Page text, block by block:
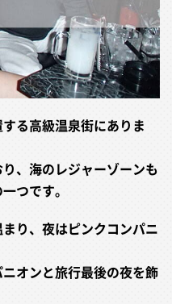
る高級温泉街にありま
、海のレジャーゾーンも
つです。
り、夜はピンクコンパニ
オンと旅行最後の夜を飾